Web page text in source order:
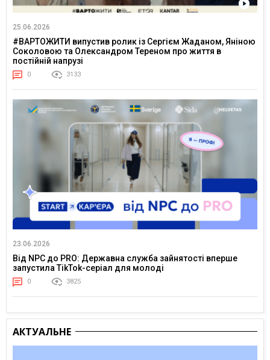
25.06.2026
#ВАРТОЖИТИ випустив ролик із Сергієм Жаданом, Яніною
Соколовою та Олександром Тереном про життя в
постійній напрузі
0 3133
23.06.2026
Від NPC до PRO: Державна служба зайнятості вперше
запустила TikTok-серіал для молоді
0 3825
АКТУАЛЬНЕ